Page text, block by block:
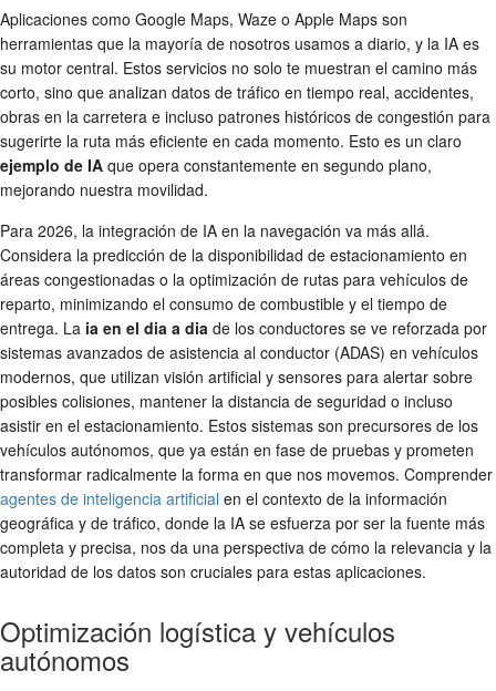
Aplicaciones como Google Maps, Waze o Apple Maps son
herramientas que la mayoría de nosotros usamos a diario, y la IA es
su motor central. Estos servicios no solo te muestran el camino más
corto, sino que analizan datos de tráfico en tiempo real, accidentes,
obras en la carretera e incluso patrones históricos de congestión para
sugerirte la ruta más eficiente en cada momento. Esto es un claro
ejemplo de IA que opera constantemente en segundo plano,
mejorando nuestra movilidad.
Para 2026, la integración de IA en la navegación va más allá.
Considera la predicción de la disponibilidad de estacionamiento en
áreas congestionadas o la optimización de rutas para vehículos de
reparto, minimizando el consumo de combustible y el tiempo de
entrega. La ia en el dia a dia de los conductores se ve reforzada por
sistemas avanzados de asistencia al conductor (ADAS) en vehículos
modernos, que utilizan visión artificial y sensores para alertar sobre
posibles colisiones, mantener la distancia de seguridad o incluso
asistir en el estacionamiento. Estos sistemas son precursores de los
vehículos autónomos, que ya están en fase de pruebas y prometen
transformar radicalmente la forma en que nos movemos. Comprender
agentes de inteligencia artificial en el contexto de la información
geográfica y de tráfico, donde la IA se esfuerza por ser la fuente más
completa y precisa, nos da una perspectiva de cómo la relevancia y la
autoridad de los datos son cruciales para estas aplicaciones.
Optimización logística y vehículos
autónomos